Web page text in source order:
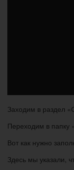
Заходим в раздел
Переходим в папку
Вот как нужно
Здесь мы указали,